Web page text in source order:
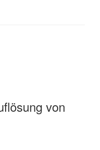
von